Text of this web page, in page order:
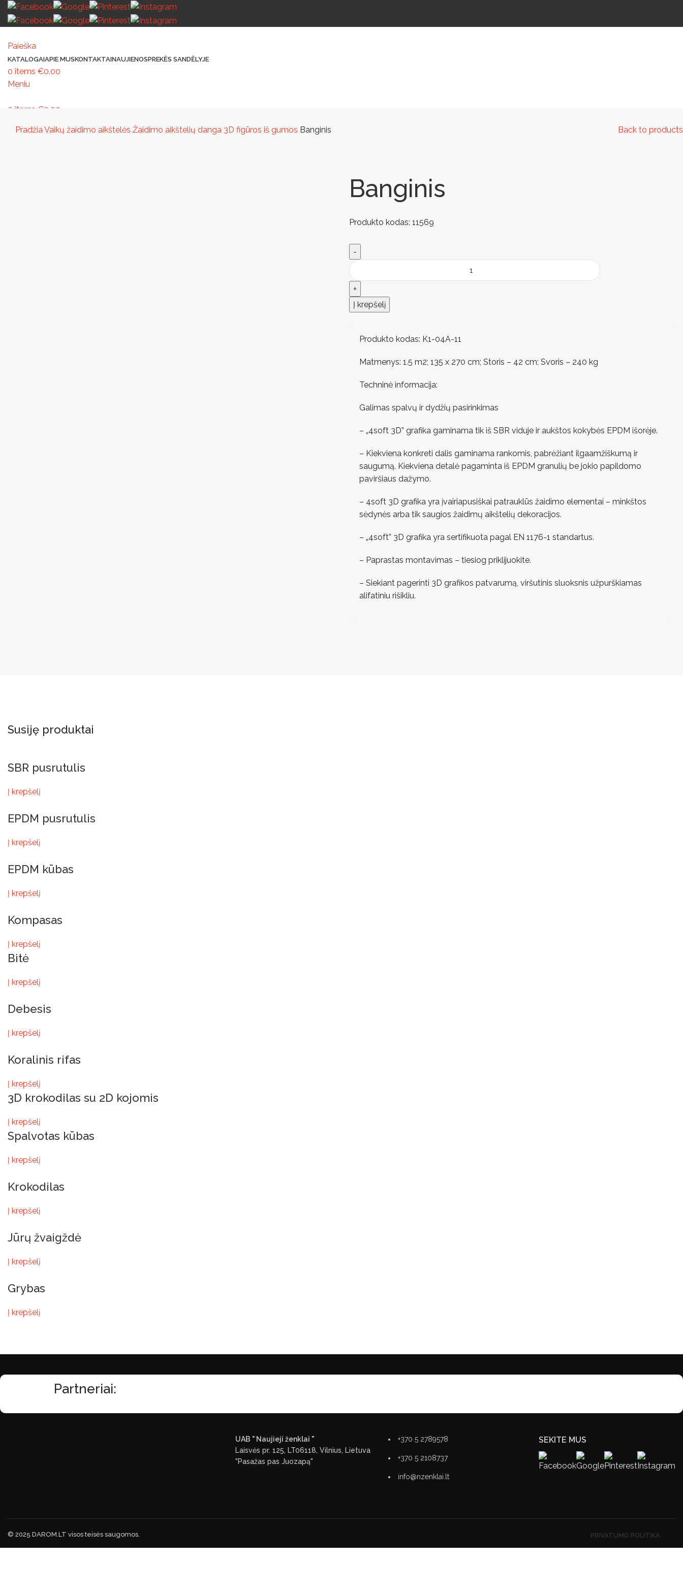
Paieška
KATALOGAIAPIE MUSKONTAKTAINAUJIENOSPREKĖS SANDĖLYJE
0 items €0.00
Meniu
0 items €0.00
Pradžia Vaikų žaidimo aikštelės Žaidimo aikštelių danga 3D figūros iš gumos Banginis Back to products
Banginis
Produkto kodas: 11569
Į krepšelį
Produkto kodas: K1-04A-11
Matmenys: 1.5 m2; 135 x 270 cm; Storis – 42 cm; Svoris – 240 kg
Techninė informacija:
Galimas spalvų ir dydžių pasirinkimas
– „4soft 3D” grafika gaminama tik iš SBR viduje ir aukštos kokybės EPDM išorėje.
– Kiekviena konkreti dalis gaminama rankomis, pabrėžiant ilgaamžiškumą ir
saugumą. Kiekviena detalė pagaminta iš EPDM granulių be jokio papildomo
paviršiaus dažymo.
– 4soft 3D grafika yra įvairiapusiškai patrauklūs žaidimo elementai – minkštos
sėdynės arba tik saugios žaidimų aikštelių dekoracijos.
– „4soft” 3D grafika yra sertifikuota pagal EN 1176-1 standartus.
– Paprastas montavimas – tiesiog priklijuokite.
– Siekiant pagerinti 3D grafikos patvarumą, viršutinis sluoksnis užpurškiamas
alifatiniu rišikliu.
Susiję produktai
SBR pusrutulis
Į krepšelį
EPDM pusrutulis
Į krepšelį
EPDM kūbas
Į krepšelį
Kompasas
Į krepšelį
Bitė
Į krepšelį
Debesis
Į krepšelį
Koralinis rifas
Į krepšelį
3D krokodilas su 2D kojomis
Į krepšelį
Spalvotas kūbas
Į krepšelį
Krokodilas
Į krepšelį
Jūrų žvaigždė
Į krepšelį
Grybas
Į krepšelį
Partneriai:
UAB " Naujieji ženklai "
Laisvės pr. 125, LT06118, Vilnius, Lietuva
"Pasažas pas Juozapą"
+370 5 2789578
+370 5 2108737
info@nzenklai.lt
SEKITE MUS
© 2025 DAROM.LT visos teisės saugomos. PRIVATUMO POLITIKA